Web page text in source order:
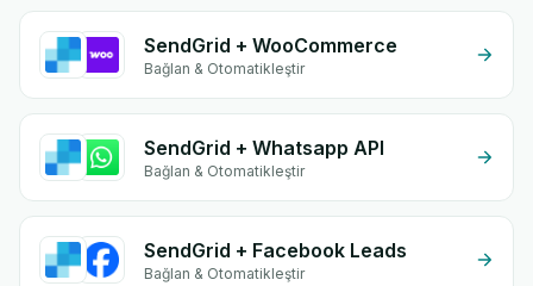
SendGrid + WooCommerce
Bağlan & Otomatikleştir
SendGrid + Whatsapp API
Bağlan & Otomatikleştir
SendGrid + Facebook Leads
Bağlan & Otomatikleştir